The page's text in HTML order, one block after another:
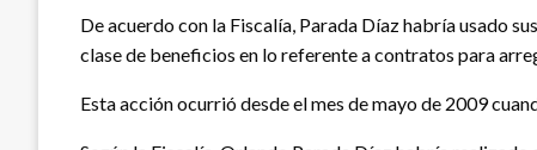
De acuerdo con la Fiscalía, Parada Díaz habría usado
clase de beneficios en lo referente a contratos para
Esta acción ocurrió desde el mes de mayo de 2009